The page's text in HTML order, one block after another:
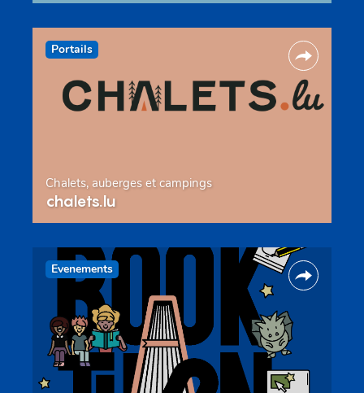
Portails
Chalets, auberges et campings
chalets.lu
Evenements